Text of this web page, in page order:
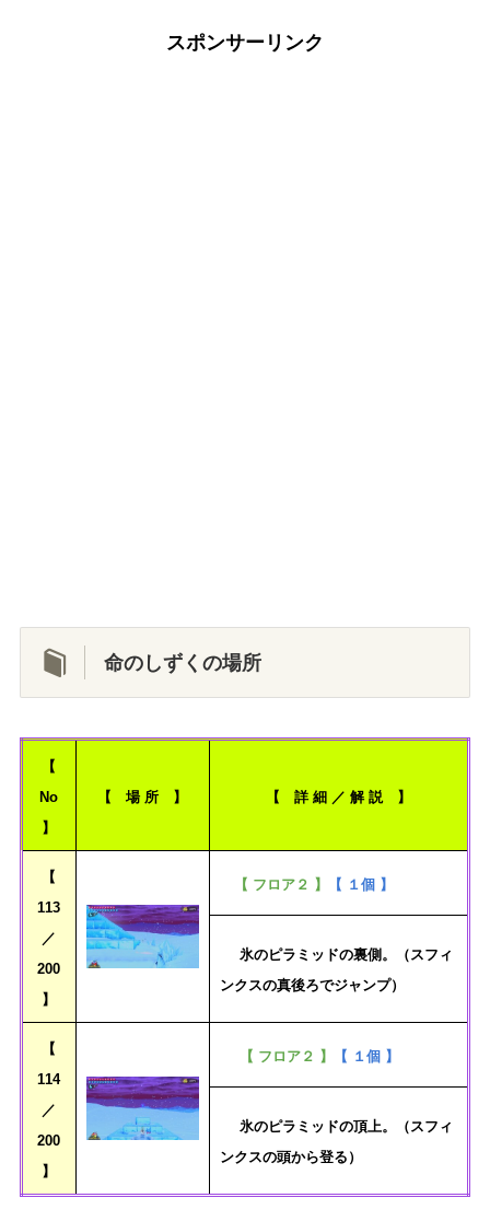
スポンサーリンク
命のしずくの場所
【
No
】
【 場 所 】 【 詳 細 ／ 解 説 】
【
113
／
200
】
【 フロア２ 】 【 １個 】
氷のピラミッドの裏側。（スフィ
ンクスの真後ろでジャンプ）
【
114
／
200
】
【 フロア２ 】 【 １個 】
氷のピラミッドの頂上。（スフィ
ンクスの頭から登る）